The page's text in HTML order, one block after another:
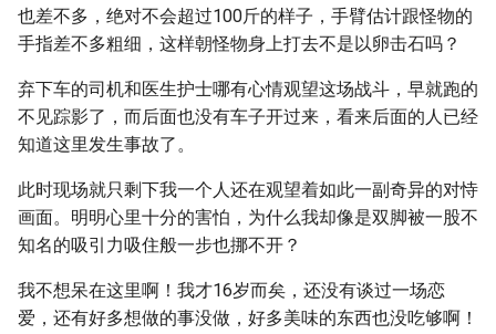
也差不多，绝对不会超过100斤的样子，手臂估计跟怪物的
手指差不多粗细，这样朝怪物身上打去不是以卵击石吗？
弃下车的司机和医生护士哪有心情观望这场战斗，早就跑的
不见踪影了，而后面也没有车子开过来，看来后面的人已经
知道这里发生事故了。
此时现场就只剩下我一个人还在观望着如此一副奇异的对恃
画面。明明心里十分的害怕，为什么我却像是双脚被一股不
知名的吸引力吸住般一步也挪不开？
我不想呆在这里啊！我才16岁而矣，还没有谈过一场恋
爱，还有好多想做的事没做，好多美味的东西也没吃够啊！